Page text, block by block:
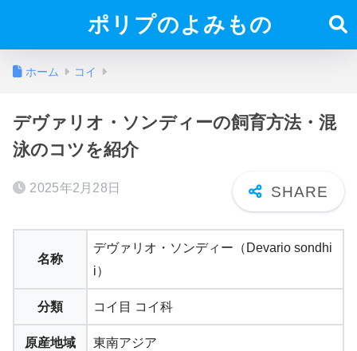
ポリプのよみもの
ホーム コイ
デヴァリオ・ソンディーの飼育方法・混
泳のコツを紹介
2025年2月28日
名称
デヴァリオ・ソンディー（Devario sondhi
i）
分類 コイ目 コイ科
原産地域 東南アジア